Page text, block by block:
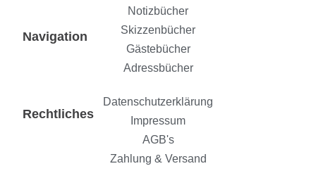
Navigation
Notizbücher
Skizzenbücher
Gästebücher
Adressbücher
Rechtliches
Datenschutzerklärung
Impressum
AGB's
Zahlung & Versand